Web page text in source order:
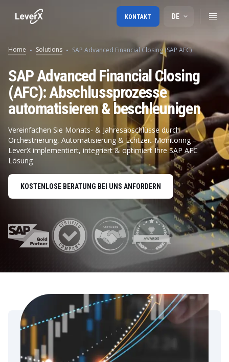
DE
KONTAKT
Home Solutions SAP Advanced Financial Closing (SAP AFC)
SAP Advanced Financial Closing
(AFC): Abschlussprozesse
automatisieren & beschleunigen
Vereinfachen Sie Monats- & Jahresabschlüsse durch
Orchestrierung, Automatisierung & Echtzeit-Monitoring –
LeverX implementiert, integriert & optimiert Ihre SAP AFC
Lösung
KOSTENLOSE BERATUNG BEI UNS ANFORDERN